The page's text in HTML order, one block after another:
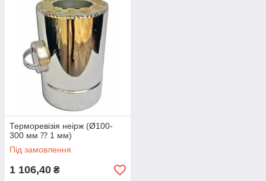
Терморевізія неірж (Ø100-
300 мм ⁇ 1 мм)
Під замовлення
1 106,40 ₴